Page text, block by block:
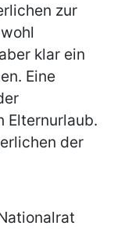
zur
klar ein
Eine
Elternurlaub.
der